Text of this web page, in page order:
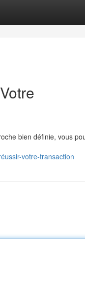
bien définie, vous
votre-transaction